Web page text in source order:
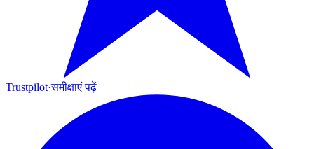
Trustpilot·समीक्षाएं पढ़ें